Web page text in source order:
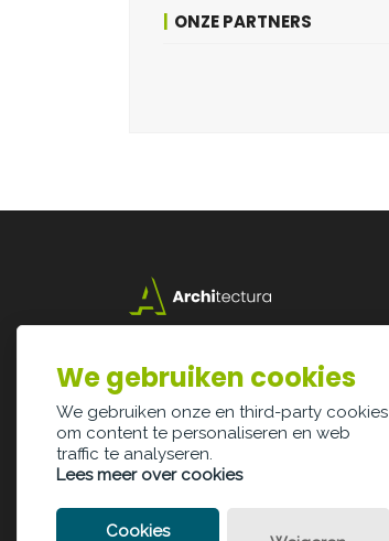
ONZE PARTNERS
3500 Hasselt
info@architectura.be
We gebruiken cookies
We gebruiken onze en third-party cookies
om content te personaliseren en web
traffic te analyseren.
Lees meer over cookies
Cookies